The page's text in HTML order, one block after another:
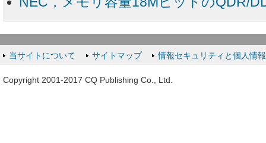
当サイトについて サイトマップ 情報セキュリティと個人情
Copyright 2001-2017 CQ Publishing Co., Ltd.